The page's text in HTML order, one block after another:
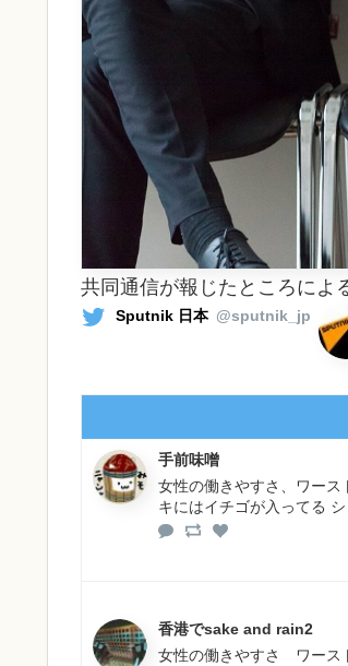
共同通信が報じたところによ
Sputnik 日本 @sputnik_jp
手前味噌
女性の働きやすさ、ワー
キにはイチゴが入ってる
香港でsake and rain2
女性の働きやすさ ワース